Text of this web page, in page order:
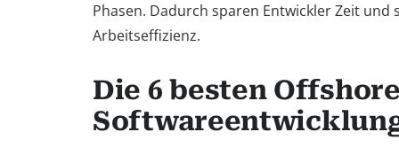
Phasen. Dadurch sparen Entwickler Zeit und
Arbeitseffizienz.
Die 6 besten